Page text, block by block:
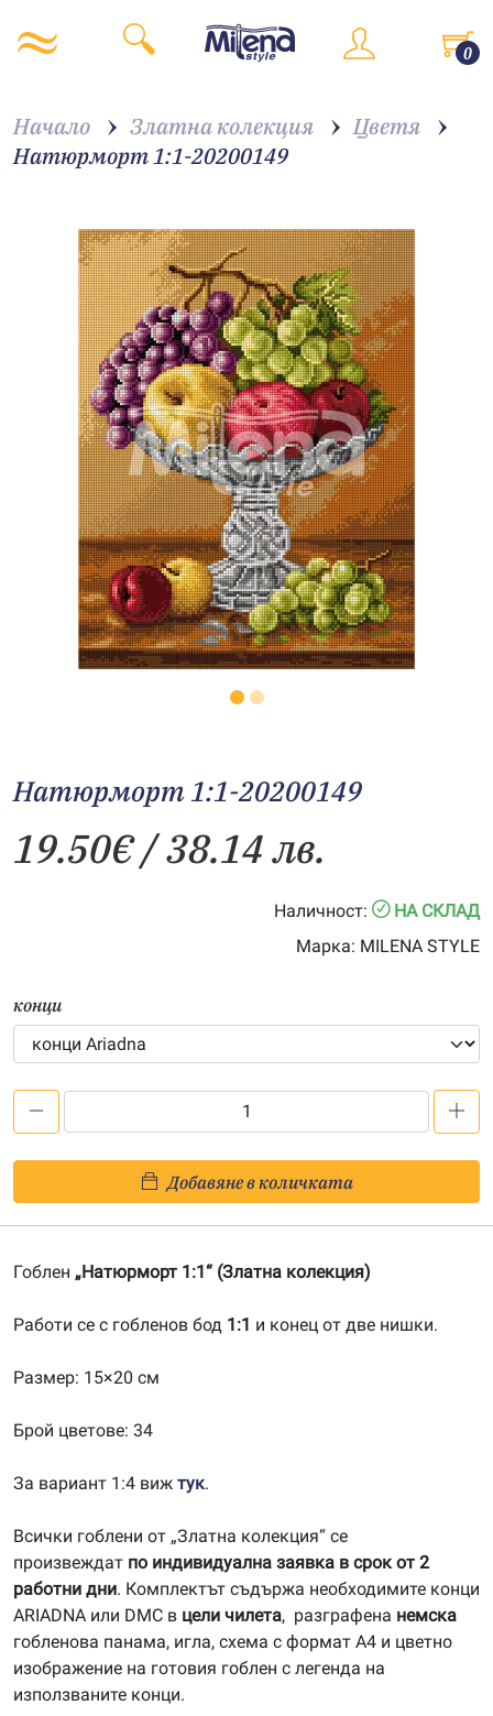
0
Начало Златна колекция
Цветя
Натюрморт 1:1-20200149
Натюрморт 1:1-20200149
19.50€/ 38.14 лв.
Наличност:
НА СКЛАД
Марка: MILENA STYLE
конци
1:1-
20200149
Добавяне в количката
Гоблен „Натюрморт 1:1“ (Златна колекция)
Работи се с гобленов бод 1:1 и конец от две нишки.
Размер: 15×20 см
Брой цветове: 34
За вариант 1:4 виж тук.
Всички гоблени от „Златна колекция“ се
произвеждат по индивидуална заявка в срок от 2
работни дни. Комплектът съдържа необходимите конци
ARIADNA или DMC в цели чилета, разграфена немска
гобленова панама, игла, схема с формат А4 и цветно
изображение на готовия гоблен с легенда на
използваните конци.